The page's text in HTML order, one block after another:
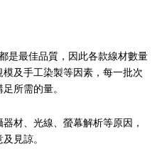
是最佳品質，因此各款線材數量
及手工染製等因素，每一批次
所需的量。
材、光線、螢幕解析等原因，
見諒。